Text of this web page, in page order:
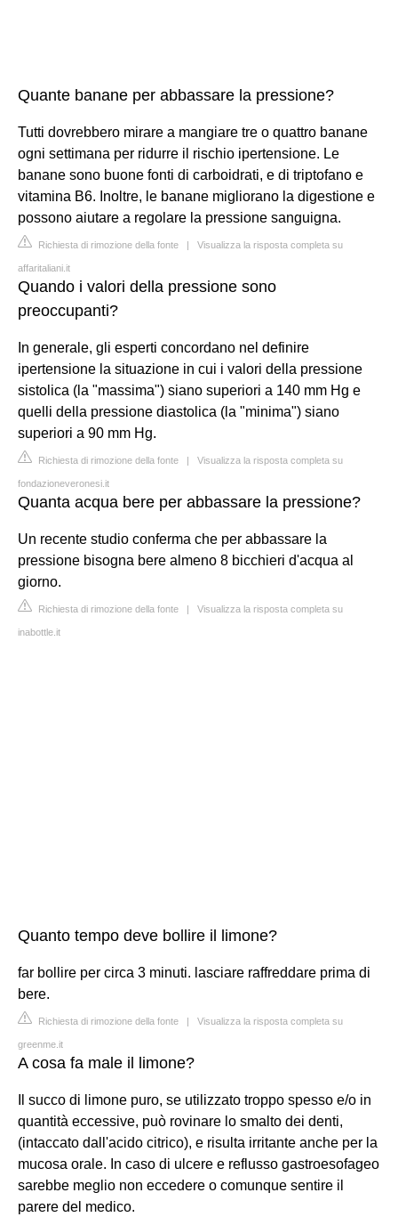
Quante banane per abbassare la pressione?
Tutti dovrebbero mirare a mangiare tre o quattro banane
ogni settimana per ridurre il rischio ipertensione. Le
banane sono buone fonti di carboidrati, e di triptofano e
vitamina B6. Inoltre, le banane migliorano la digestione e
possono aiutare a regolare la pressione sanguigna.
Richiesta di rimozione della fonte | Visualizza la risposta completa su
affaritaliani.it
Quando i valori della pressione sono
preoccupanti?
In generale, gli esperti concordano nel definire
ipertensione la situazione in cui i valori della pressione
sistolica (la "massima") siano superiori a 140 mm Hg e
quelli della pressione diastolica (la "minima") siano
superiori a 90 mm Hg.
Richiesta di rimozione della fonte | Visualizza la risposta completa su
fondazioneveronesi.it
Quanta acqua bere per abbassare la pressione?
Un recente studio conferma che per abbassare la
pressione bisogna bere almeno 8 bicchieri d'acqua al
giorno.
Richiesta di rimozione della fonte | Visualizza la risposta completa su
inabottle.it
Quanto tempo deve bollire il limone?
far bollire per circa 3 minuti. lasciare raffreddare prima di
bere.
Richiesta di rimozione della fonte | Visualizza la risposta completa su
greenme.it
A cosa fa male il limone?
Il succo di limone puro, se utilizzato troppo spesso e/o in
quantità eccessive, può rovinare lo smalto dei denti,
(intaccato dall'acido citrico), e risulta irritante anche per la
mucosa orale. In caso di ulcere e reflusso gastroesofageo
sarebbe meglio non eccedere o comunque sentire il
parere del medico.